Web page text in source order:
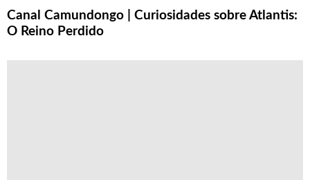
Canal Camundongo | Curiosidades sobre Atlantis:
O Reino Perdido